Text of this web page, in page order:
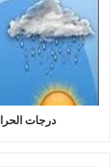
درجات